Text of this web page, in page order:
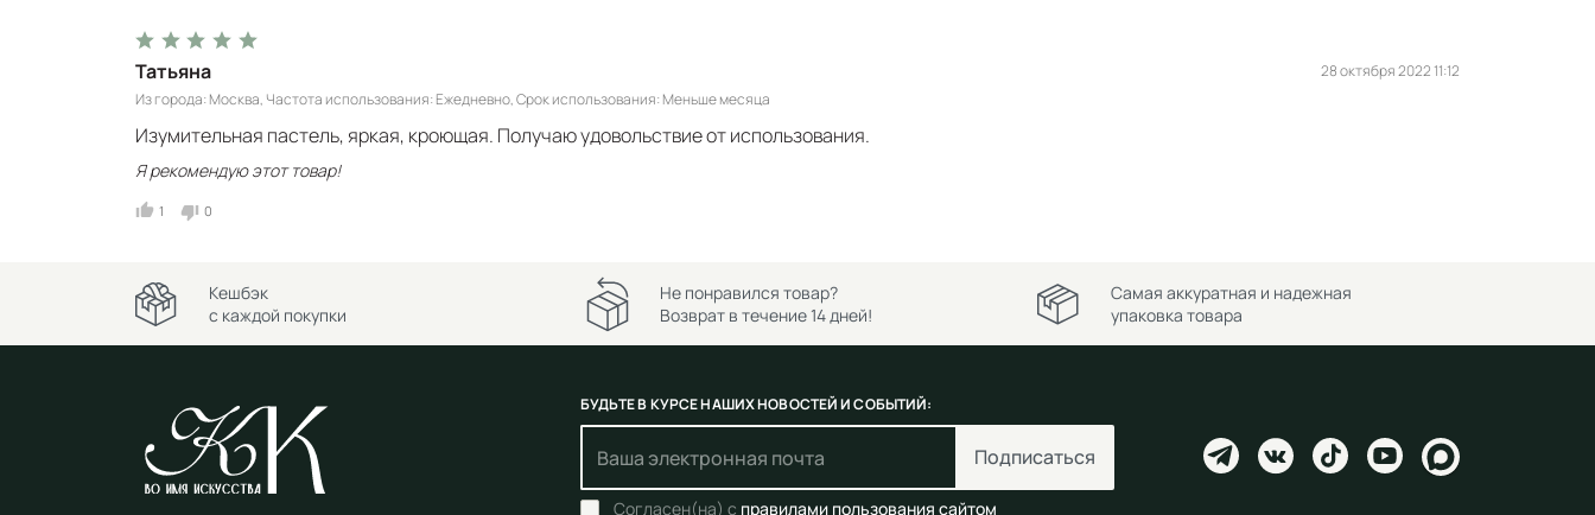
Татьяна
Из города Москва Частота использования Ежедневно Срок использования Меньше месяца
28 октября 2022 11:12
Изумительная пастель, яркая, кроющая. Получаю удовольствие от использования.
Я рекомендую этот товар!
1 0
Кешбэк
с каждой покупки
Не понравился товар?
Возврат в течение 14 дней!
Самая аккуратная и надежная
упаковка товара
БУДЬТЕ В КУРСЕ НАШИХ НОВОСТЕЙ И СОБЫТИЙ:
Подписаться
Согласен(на) с правилами пользования сайтом